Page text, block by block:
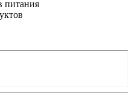
питания